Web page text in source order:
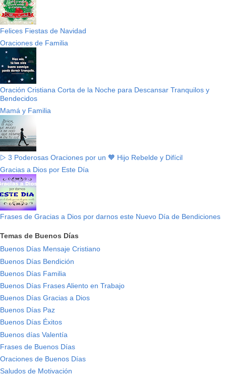
Felices Fiestas de Navidad
Oraciones de Familia
Oración Cristiana Corta de la Noche para Descansar Tranquilos y
Bendecidos
Mamá y Familia
▷ 3 Poderosas Oraciones por un 🧡 Hijo Rebelde y Difícil
Gracias a Dios por Este Día
Frases de Gracias a Dios por darnos este Nuevo Día de Bendiciones
Temas de Buenos Días
Buenos Días Mensaje Cristiano
Buenos Días Bendición
Buenos Días Familia
Buenos Días Frases Aliento en Trabajo
Buenos Días Gracias a Dios
Buenos Días Paz
Buenos Días Éxitos
Buenos días Valentía
Frases de Buenos Días
Oraciones de Buenos Días
Saludos de Motivación